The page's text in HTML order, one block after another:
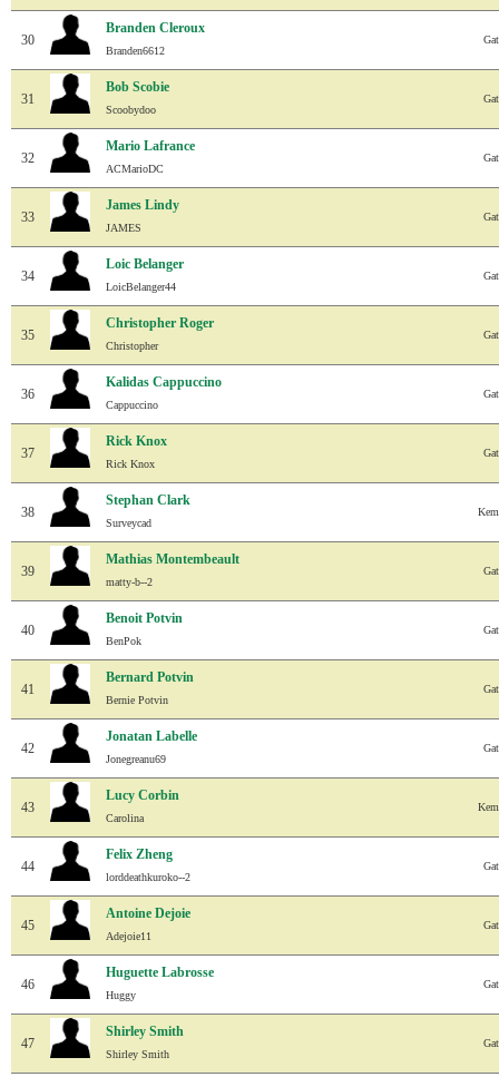
30
Branden Cleroux
Branden6612
31
Bob Scobie
Scoobydoo
32
Mario Lafrance
ACMarioDC
33
James Lindy
JAMES
34
Loic Belanger
LoicBelanger44
35
Christopher Roger
Christopher
36
Kalidas Cappuccino
Cappuccino
37
Rick Knox
Rick Knox
38
Stephan Clark
Surveycad
39
Mathias Montembeault
matty-b--2
40
Benoit Potvin
BenPok
41
Bernard Potvin
Bernie Potvin
42
Jonatan Labelle
Jonegreanu69
43
Lucy Corbin
Carolina
44
Felix Zheng
lorddeathkuroko--2
45
Antoine Dejoie
Adejoie11
46
Huguette Labrosse
Huggy
47
Shirley Smith
Shirley Smith